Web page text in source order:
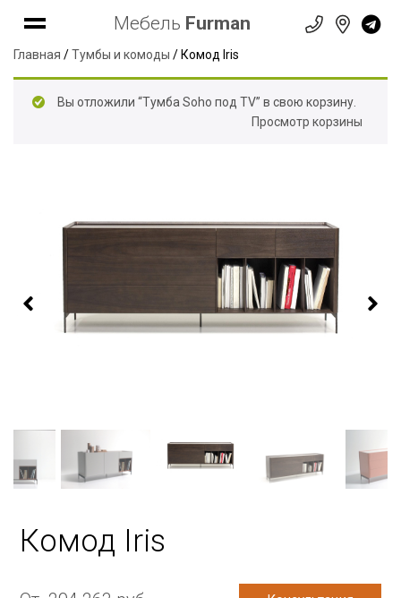
Мебель Furman
Главная /Тумбы и комоды / Комод Iris
Вы отложили “Тумба Soho под TV” в свою корзину.
Просмотр корзины
Комод Iris